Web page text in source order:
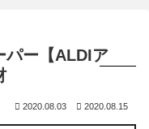
パー【ALDIア
2020.08.03 2020.08.15